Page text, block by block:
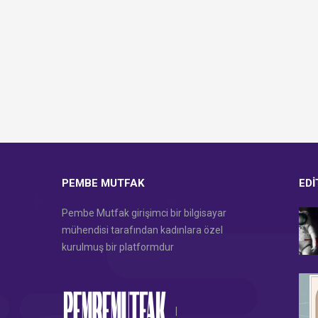
PEMBE MUTFAK
Pembe Mutfak girişimci bir bilgisayar
mühendisi tarafından kadınlara özel
kurulmuş bir platformdur
|